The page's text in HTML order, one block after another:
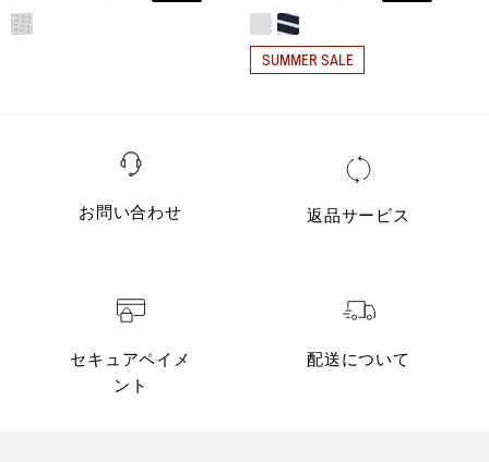
SUMMER SALE
お問い合わせ 返品サービス
セキュアペイメ
ント
配送について